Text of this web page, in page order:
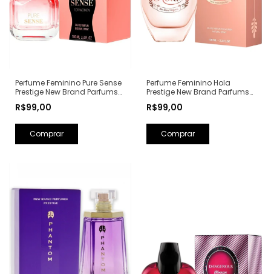
Perfume Feminino Pure Sense
Prestige New Brand Parfums
Olfativa: Pure XS For Her
R$99,00
Perfume Feminino Hola
Prestige New Brand Parfums
Olfativa: Olympéa Paco
R$99,00